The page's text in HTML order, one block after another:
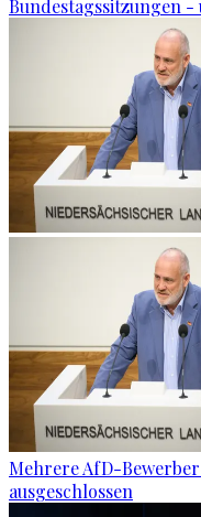
Bundestagssitzungen
Mehrere AfD-
ausgeschlossen